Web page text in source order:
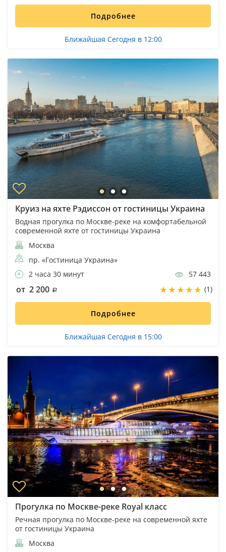
Подробнее
Ближайшая Сегодня в 12:00
Круиз на яхте Рэдиссон от гостиницы Украина
Водная прогулка по Москве-реке на комфортабельной
современной яхте от гостиницы Украина
Москва
пр. «Гостиница Украина»
2 часа 30 минут
57 443
от 2 200 (1)
Подробнее
Ближайшая Сегодня в 15:00
Прогулка по Москве-реке Royal класс
Речная прогулка по Москве-реке на современной яхте
от гостиницы Украина
Москва